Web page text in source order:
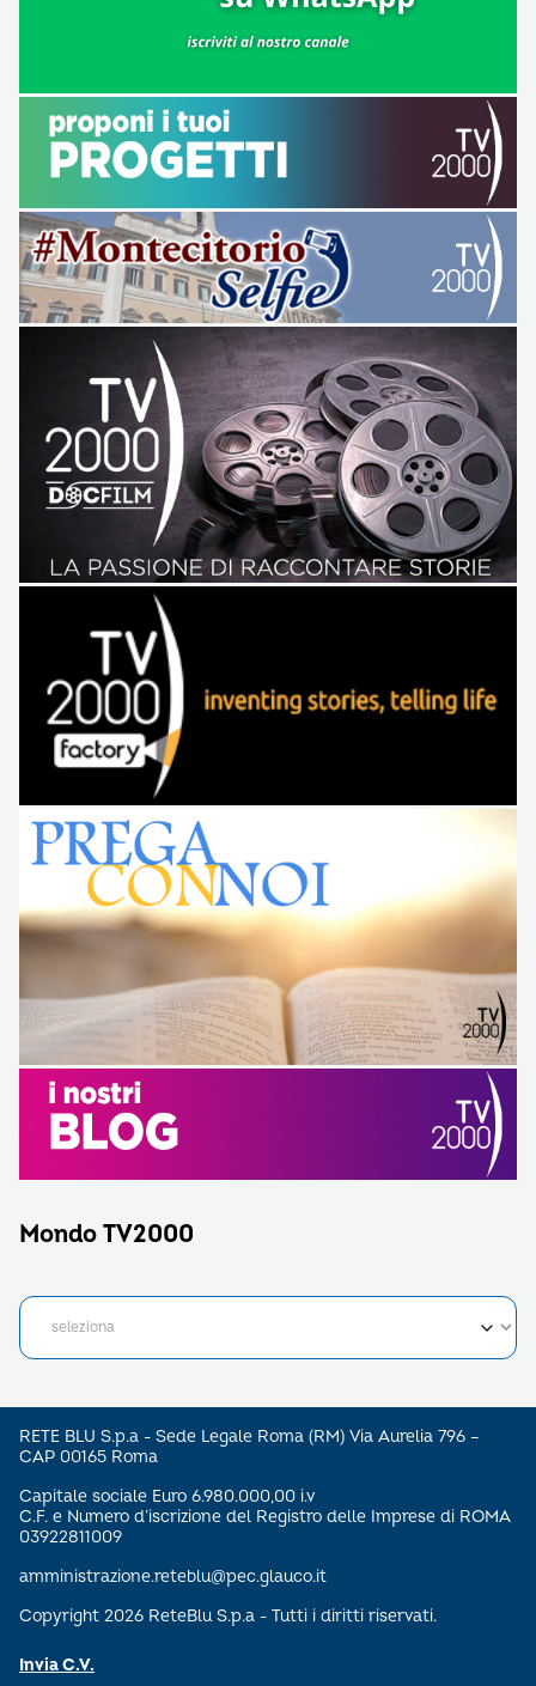
Mondo TV2000
RETE BLU S.p.a - Sede Legale Roma (RM) Via Aurelia 796 –
CAP 00165 Roma
Capitale sociale Euro 6.980.000,00 i.v
C.F. e Numero d’iscrizione del Registro delle Imprese di ROMA
03922811009
amministrazione.reteblu@pec.glauco.it
Copyright 2026 ReteBlu S.p.a - Tutti i diritti riservati.
Invia C.V.